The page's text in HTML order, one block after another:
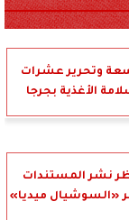
وتحرير عشرات
الأغذية بجرجا
نشر المستندات
«السوشيال ميديا»